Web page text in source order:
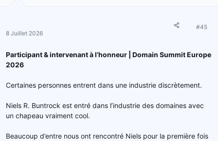
8 Juillet 2026
#45
Participant & intervenant à l’honneur | Domain Summit Europe
2026
Certaines personnes entrent dans une industrie discrètement.
Niels R. Buntrock est entré dans l’industrie des domaines avec
un chapeau vraiment cool.
Beaucoup d’entre nous ont rencontré Niels pour la première fois